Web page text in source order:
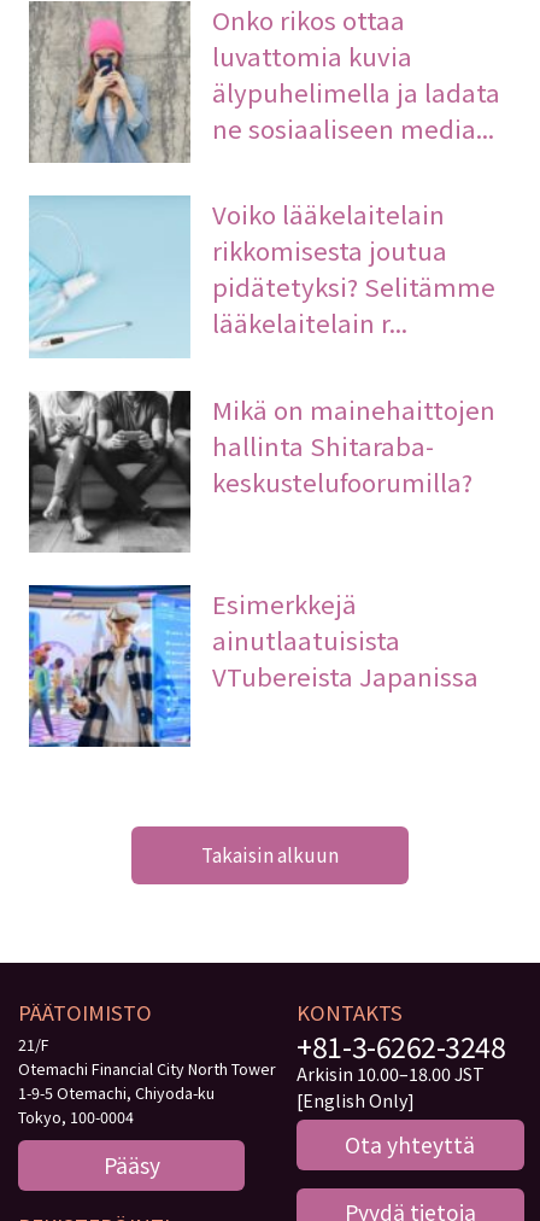
Onko rikos ottaa
luvattomia kuvia
älypuhelimella ja ladata
ne sosiaaliseen media...
Voiko lääkelaitelain
rikkomisesta joutua
pidätetyksi? Selitämme
lääkelaitelain r...
Mikä on mainehaittojen
hallinta Shitaraba-
keskustelufoorumilla?
Esimerkkejä
ainutlaatuisista
VTubereista Japanissa
Takaisin alkuun
PÄÄTOIMISTO
21/F
Otemachi Financial City North Tower
1-9-5 Otemachi, Chiyoda-ku
Tokyo, 100-0004
Pääsy
KONTAKTS
+81-3-6262-3248
Arkisin 10.00–18.00 JST
[English Only]
Ota yhteyttä
Pyydä tietoja